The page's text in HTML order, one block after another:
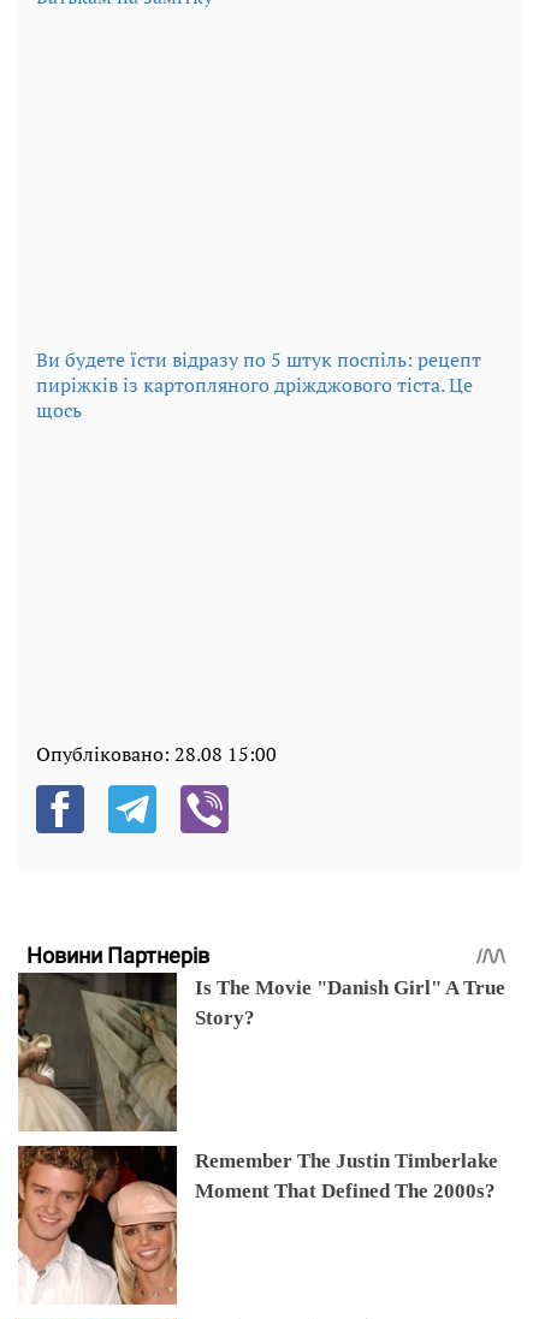
Ви будете їсти відразу по 5 штук поспіль: рецепт
пиріжків із картопляного дріжджового тіста. Це
щось
Опубліковано: 28.08 15:00